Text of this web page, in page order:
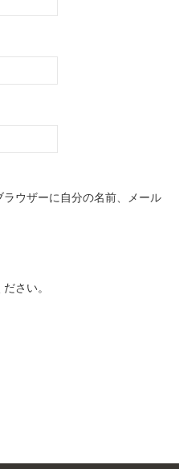
ウザーに自分の名前、メール
さい。